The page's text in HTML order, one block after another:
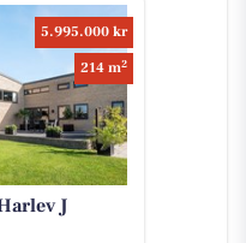
5.995.000 kr
214 m2
J